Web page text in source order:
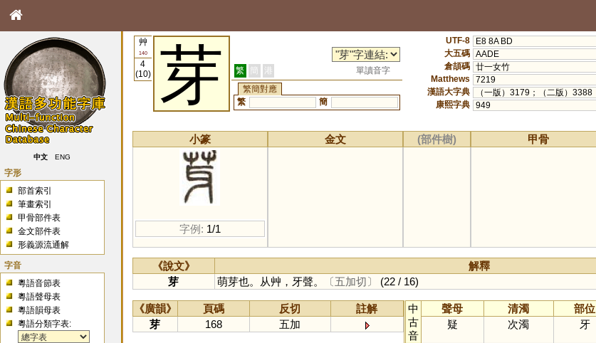
中文 ENG
字形
部首索引
筆畫索引
甲骨部件表
金文部件表
形義源流通解
字音
粵語音節表
粵語聲母表
粵語韻母表
粵語分類字表:
艸
140
4
(10)
芽 繁 簡 港
單讀音字
繁簡對應
繁
簡
UTF-8
E8 8A BD
大五碼 AADE
倉頡碼 廿一女竹
Matthews
7219
漢語大字典
（一版）3179；（二版）3388
康熙字典 949
小篆
字例: 1/1
金文 (部件樹) 甲骨
《說文》 解釋
芽
萌芽也。从艸，牙聲。 〔五加切〕 (22 / 16)
《廣韻》 頁碼 反切
註解
芽
168 五加
中
古
音
聲母 清濁 部位
疑
次濁 牙